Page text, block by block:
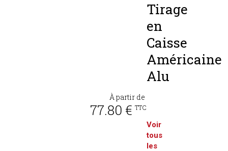
Tirage
en
Caisse
Américaine
Alu
À partir de
77.80 € TTC
Voir
tous
les